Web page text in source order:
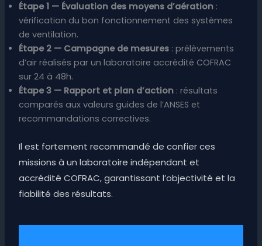
Étape 1 — Évaluation des moyens d’aération:
vérification du bon fonctionnement des systèmes
de ventilation.
Étape 2 — Campagne de mesures: prélèvements
d’air réalisés par un laboratoire accrédité COFRAC
sur 24 à 48h.
Étape 3 — Rapport et plan d’action: résultats
comparés aux valeurs guides de l’ANSES et
recommandations correctives.
Il est fortement recommandé de confier ces
missions à un laboratoire indépendant et
accrédité COFRAC, garantissant l’objectivité et la
fiabilité des résultats.